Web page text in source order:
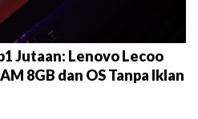
Jutaan: Lenovo Lecoo
8GB dan OS Tanpa Iklan